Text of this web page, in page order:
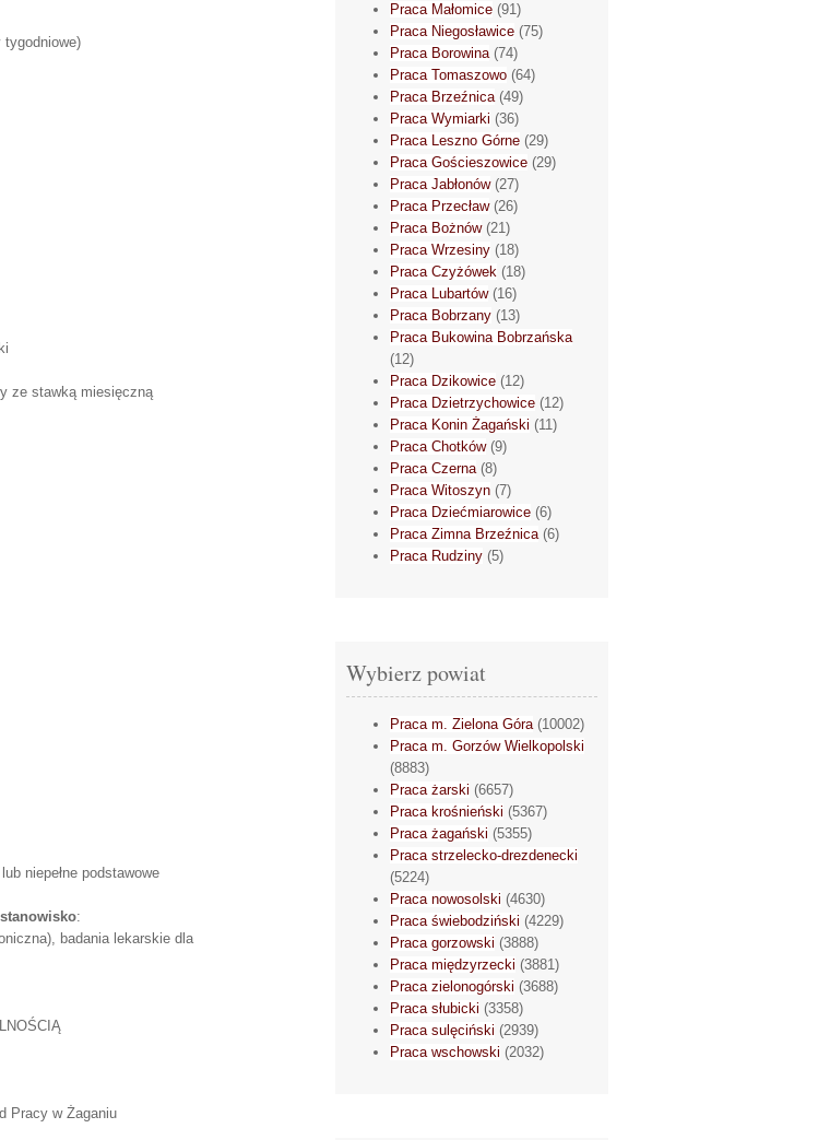
tygodniowe)
ze stawką miesięczną
niepełne podstawowe
:
badania lekarskie dla
Pracy w Żaganiu
Praca Małomice (91)
Praca Niegosławice (75)
Praca Borowina(74)
Praca Tomaszowo (64)
Praca Brzeźnica(49)
Praca Wymiarki (36)
Praca Leszno Górne (29)
Praca Gościeszowice (29)
Praca Jabłonów(27)
Praca Przecław(26)
Praca Bożnów(21)
Praca Wrzesiny (18)
Praca Czyżówek (18)
Praca Lubartów(16)
Praca Bobrzany (13)
Praca Bukowina Bobrzańska
(12)
Praca Dzikowice (12)
Praca Dzietrzychowice (12)
Praca Konin Żagański (11)
Praca Chotków(9)
Praca Czerna(8)
Praca Witoszyn (7)
Praca Dziećmiarowice (6)
Praca Zimna Brzeźnica(6)
Praca Rudziny (5)
Wybierz powiat
Praca m. Zielona Góra(10002)
Praca m. Gorzów Wielkopolski
(8883)
Praca żarski (6657)
Praca krośnieński (5367)
Praca żagański (5355)
Praca strzelecko-drezdenecki
(5224)
Praca nowosolski (4630)
Praca świebodziński (4229)
Praca gorzowski (3888)
Praca międzyrzecki (3881)
Praca zielonogórski (3688)
Praca słubicki (3358)
Praca sulęciński (2939)
Praca wschowski (2032)